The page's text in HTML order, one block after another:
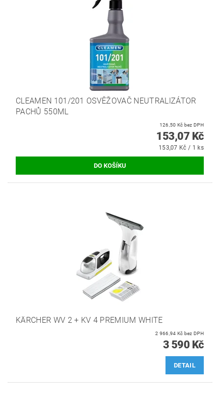
CLEAMEN 101/201 OSVĚŽOVAČ NEUTRALIZÁTOR
PACHŮ 550ML
126,50 Kč bez DPH
153,07 Kč
153,07 Kč / 1 ks
KÄRCHER WV 2 + KV 4 PREMIUM WHITE
2 966,94 Kč bez DPH
3 590 Kč
DETAIL